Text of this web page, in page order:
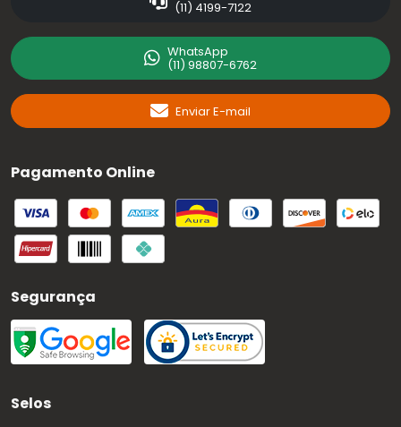
(11) 4199-7122
WhatsApp
(11) 98807-6762
Enviar E-mail
Pagamento Online
Segurança
Selos